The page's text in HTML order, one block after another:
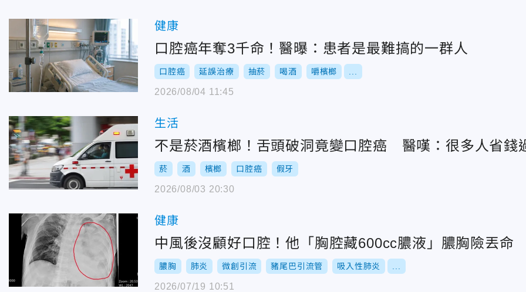
健康
口腔癌年奪3千命！醫曝：患者是最難搞的一群人
口腔癌 延誤治療 抽菸 喝酒 嚼檳榔
2026/08/04 11:45
生活
不是菸酒檳榔！舌頭破洞竟變口腔癌 醫嘆：很多人省錢
菸 酒 檳榔 口腔癌 假牙
2026/08/03 20:30
健康
中風後沒顧好口腔！他「胸腔藏600cc膿液」膿胸險丟命
膿胸 肺炎 微創引流 豬尾巴引流管 吸入性肺炎
2026/07/19 10:51